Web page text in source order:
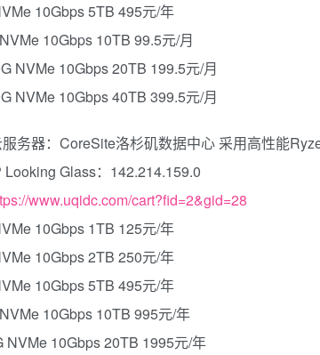
10Gbps 5TB 495元/年
10Gbps 10TB 99.5元/月
NVMe 10Gbps 20TB 199.5元/月
NVMe 10Gbps 40TB 399.5元/月
务器：CoreSite洛杉矶数据中心 采用高性能
Looking Glass：142.214.159.0
www.uqidc.com/cart?fid=2&gid=28
10Gbps 1TB 125元/年
10Gbps 2TB 250元/年
10Gbps 5TB 495元/年
10Gbps 10TB 995元/年
NVMe 10Gbps 20TB 1995元/年